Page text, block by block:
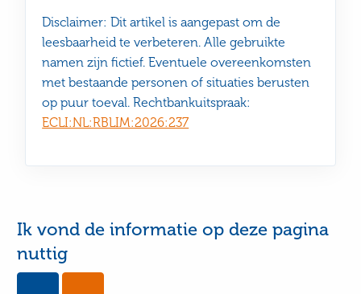
Disclaimer: Dit artikel is aangepast om de
leesbaarheid te verbeteren. Alle gebruikte
namen zijn fictief. Eventuele overeenkomsten
met bestaande personen of situaties berusten
op puur toeval. Rechtbankuitspraak:
ECLI:NL:RBLIM:2026:237
Ik vond de informatie op deze pagina
nuttig